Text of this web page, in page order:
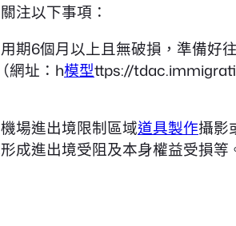
注以下事項：
期6個月以上且無破損，準備好
網址：h模型ttps://
場進出境限制區域道具製作攝影
成進出境受阻及本身權益受損等